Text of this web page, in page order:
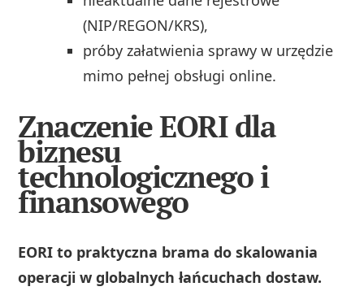
(NIP/REGON/KRS),
próby załatwienia sprawy w urzędzie
mimo pełnej obsługi online.
Znaczenie EORI dla
biznesu
technologicznego i
finansowego
EORI to praktyczna brama do skalowania
operacji w globalnych łańcuchach dostaw.